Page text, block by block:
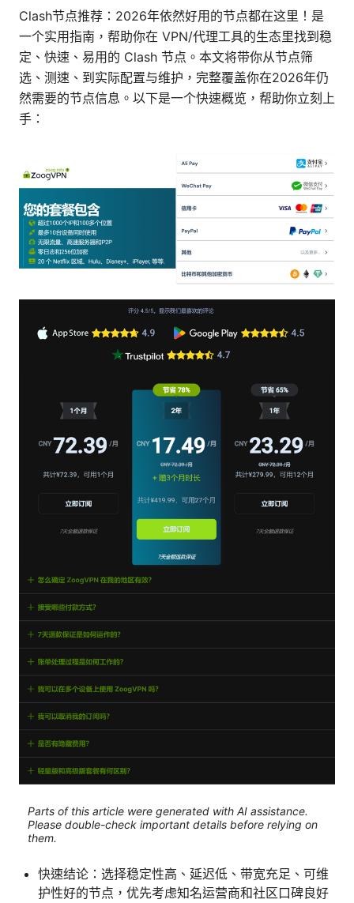
Clash节点推荐：2026年依然好用的节点都在这里！是
一个实用指南，帮助你在 VPN/代理工具的生态里找到稳
定、快速、易用的 Clash 节点。本文将带你从节点筛
选、测速、到实际配置与维护，完整覆盖你在2026年仍
然需要的节点信息。以下是一个快速概览，帮助你立刻上
手：
Parts of this article were generated with AI assistance.
Please double-check important details before relying on
them.
快速结论：选择稳定性高、延迟低、带宽充足、可维
护性好的节点，优先考虑知名运营商和社区口碑良好